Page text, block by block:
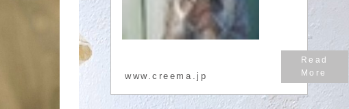
作品作りをしてお
riccalel...
www.creema.jp